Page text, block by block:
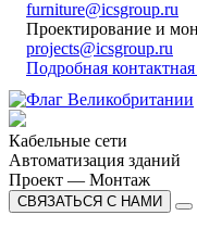
furniture@icsgroup.ru
Проектирование и
projects@icsgroup.ru
Подробная
Кабельные сети
Автоматизация зданий
Проект — Монтаж
СВЯЗАТЬСЯ С НАМИ